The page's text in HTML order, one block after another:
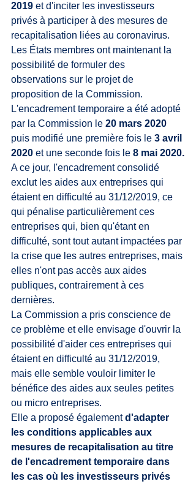
2019 et d'inciter les investisseurs
privés à participer à des mesures de
recapitalisation liées au coronavirus.
Les États membres ont maintenant la
possibilité de formuler des
observations sur le projet de
proposition de la Commission.
L'encadrement temporaire a été adopté
par la Commission le 20 mars 2020
puis modifié une première fois le 3 avril
2020 et une seconde fois le 8 mai 2020.
A ce jour, l'encadrement consolidé
exclut les aides aux entreprises qui
étaient en difficulté au 31/12/2019, ce
qui pénalise particulièrement ces
entreprises qui, bien qu'étant en
difficulté, sont tout autant impactées par
la crise que les autres entreprises, mais
elles n'ont pas accès aux aides
publiques, contrairement à ces
dernières.
La Commission a pris conscience de
ce problème et elle envisage d'ouvrir la
possibilité d'aider ces entreprises qui
étaient en difficulté au 31/12/2019,
mais elle semble vouloir limiter le
bénéfice des aides aux seules petites
ou micro entreprises.
Elle a proposé également d'adapter
les conditions applicables aux
mesures de recapitalisation au titre
de l'encadrement temporaire dans
les cas où les investisseurs privés